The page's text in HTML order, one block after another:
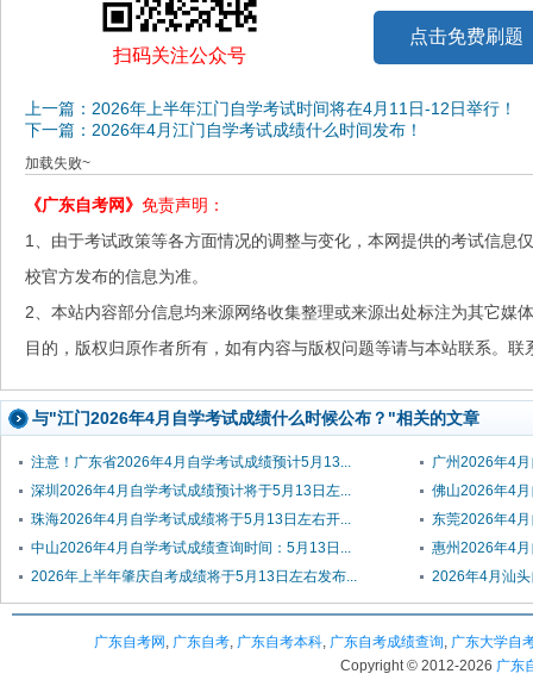
扫码关注公众号
点击免费刷题
上一篇：2026年上半年江门自学考试时间将在4月11日-12日举行！
下一篇：2026年4月江门自学考试成绩什么时间发布！
加载失败~
《广东自考网》 免责声明：
1、由于考试政策等各方面情况的调整与变化，本网提供的考试信息
校官方发布的信息为准。
2、本站内容部分信息均来源网络收集整理或来源出处标注为其它媒
目的，版权归原作者所有，如有内容与版权问题等请与本站联系。
与"江门2026年4月自学考试成绩什么时候公布？"相关的文章
注意！广东省2026年4月自学考试成绩预计5月13...
广州2026年4
深圳2026年4月自学考试成绩预计将于5月13日左...
佛山2026年4
珠海2026年4月自学考试成绩将于5月13日左右开...
东莞2026年4
中山2026年4月自学考试成绩查询时间：5月13日...
惠州2026年4
2026年上半年肇庆自考成绩将于5月13日左右发布...
2026年4月汕
广东自考网 , 广东自考, 广东自考本科, 广东自考成绩查询, 广东大学自
Copyright © 2012-2026 广东